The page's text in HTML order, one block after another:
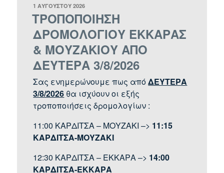
ΔΗΜΟΣΙΕΎΤΗΚΕ
ΣΤΙΣ
1 ΑΥΓΟΎΣΤΟΥ 2026
ΤΡΟΠΟΠΟΙΗΣΗ
ΔΡΟΜΟΛΟΓΙΟΥ ΕΚΚΑΡΑΣ
& ΜΟΥΖΑΚΙΟΥ ΑΠΟ
ΔΕΥΤΕΡΑ 3/8/2026
Σας ενημερώνουμε πως απόΔΕΥΤΕΡΑ
3/8/2026 θα ισχύουν οι εξής
τροποποιήσεις δρομολογίων :
11:00 ΚΑΡΔΙΤΣΑ – ΜΟΥΖΑΚΙ –> 11:15
ΚΑΡΔΙΤΣΑ-ΜΟΥΖΑΚΙ
12:30 ΚΑΡΔΙΤΣΑ – ΕΚΚΑΡΑ –> 14:00
ΚΑΡΔΙΤΣΑ-ΕΚΚΑΡΑ